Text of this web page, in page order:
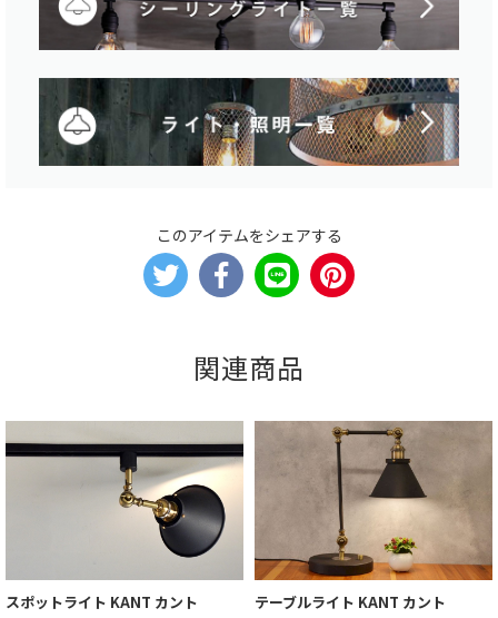
このアイテムをシェアする
関連商品
スポットライト KANT カント テーブルライト KANT カント